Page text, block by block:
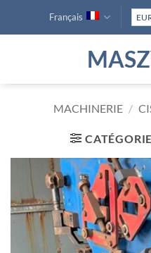
Français
MACHINERIE /